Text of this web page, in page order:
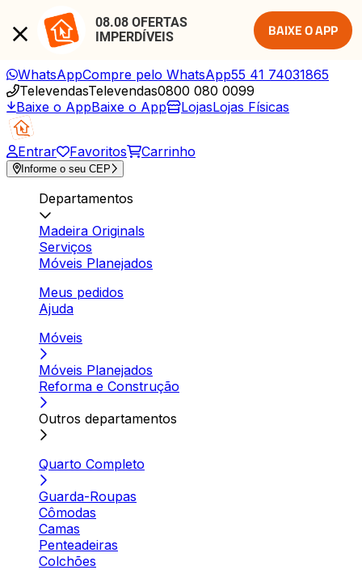
08.08 OFERTAS
IMPERDÍVEIS
BAIXE O APP
WhatsAppCompre pelo WhatsApp55 41 74031865
TelevendasTelevendas0800 080 0099
Baixe o AppBaixe o App LojasLojas Físicas
Entrar Favoritos Carrinho
Informe o seu CEP
Departamentos
Madeira Originals
Serviços
Móveis Planejados
Meus pedidos
Ajuda
Móveis
Móveis Planejados
Reforma e Construção
Outros departamentos
Quarto Completo
Guarda-Roupas
Cômodas
Camas
Penteadeiras
Colchões